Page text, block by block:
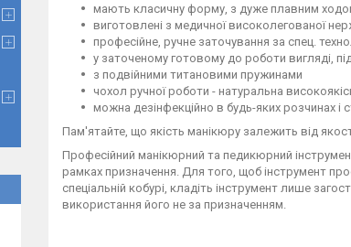
мають класичну форму, з дуже плавним
виготовлені з медичної високолегованої
професійне, ручне заточування за спец.
у заточеному готовому до роботи вигляді,
з подвійними титановими пружинами
чохол ручної роботи - натуральна
можна дезінфекційно в будь-яких розчинах і
Пам'ятайте, що якість манікюру залежить від
Професійний манікюрний та педикюрний
рамках призначення. Для того, щоб інструмент
спеціальній кобурі, кладіть інструмент лише
використання його не за призначенням.